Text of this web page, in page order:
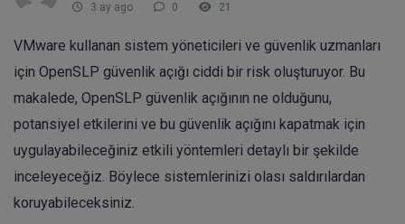
3 ay ago 0 21
VMware kullanan sistem yöneticileri ve güvenlik uzmanları
için OpenSLP güvenlik açığı ciddi bir risk oluşturuyor. Bu
makalede, OpenSLP güvenlik açığının ne olduğunu,
potansiyel etkilerini ve bu güvenlik açığını kapatmak için
uygulayabileceğiniz etkili yöntemleri detaylı bir şekilde
inceleyeceğiz. Böylece sistemlerinizi olası saldırılardan
koruyabileceksiniz.